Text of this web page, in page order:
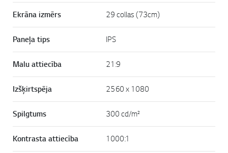
Ekrāna izmērs 29 collas (73cm)
Paneļa tips IPS
Malu attiecība 21:9
Izšķirtspēja 2560 x 1080
Spilgtums 300 cd/m²
Kontrasta attiecība 1000:1